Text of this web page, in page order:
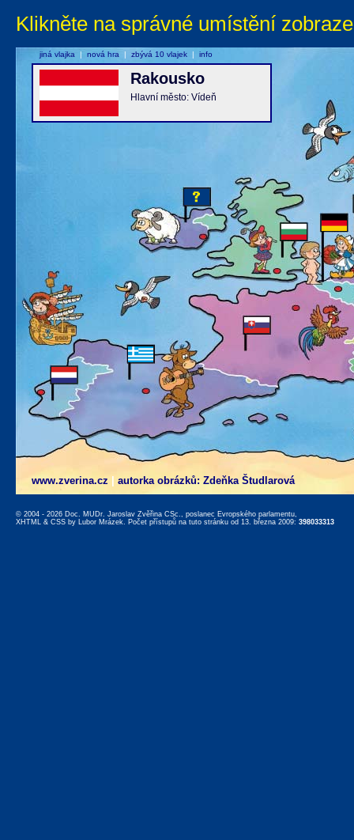
Klikněte na správné umístění
www.zverina.cz autorka obrázků: Zdeňka Študlarová
Rakousko
Hlavní město: Vídeň
jiná vlajka | nová hra | zbývá 10 vlajek | info
© 2004 - 2026 Doc. MUDr. Jaroslav Zvěřina CSc., poslanec Evropského parlamentu,
XHTML & CSS by Lubor Mrázek. Počet přístupů na tuto stránku od 13. března 2009: 398033313